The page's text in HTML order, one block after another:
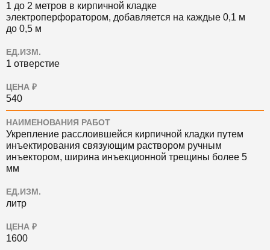
1 до 2 метров в кирпичной кладке
электроперфоратором, добавляется на каждые 0,1 м
до 0,5 м
ЕД.ИЗМ.
1 отверстие
ЦЕНА ₽
540
НАИМЕНОВАНИЯ РАБОТ
Укрепление расслоившейся кирпичной кладки путем
инъектирования связующим раствором ручным
инъектором, ширина инъекционной трещины более 5
мм
ЕД.ИЗМ.
литр
ЦЕНА ₽
1600